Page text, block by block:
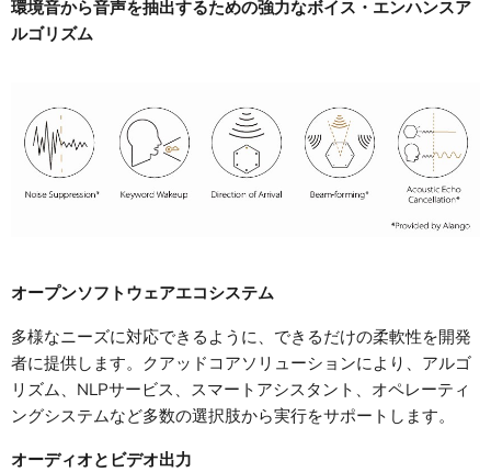
環境音から音声を抽出するための強力なボイス・エンハンスア
ルゴリズム
オープンソフトウェアエコシステム
多様なニーズに対応できるように、できるだけの柔軟性を開発
者に提供します。クアッドコアソリューションにより、アルゴ
リズム、NLPサービス、スマートアシスタント、オペレーティ
ングシステムなど多数の選択肢から実行をサポートします。
オーディオとビデオ出力